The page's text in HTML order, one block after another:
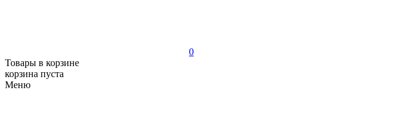
0
Товары в корзине
корзина пуста
Меню